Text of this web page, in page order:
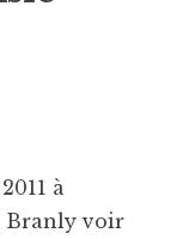
à
Branly voir